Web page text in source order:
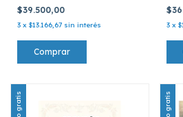
$39.500,00
3 x $13.166,67 sin interés 3 x